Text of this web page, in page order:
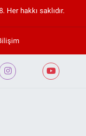
Her hakkı saklıdır.